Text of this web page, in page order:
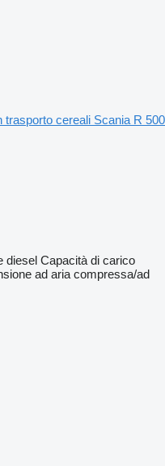
trasporto cereali Scania R 500
diesel Capacità di carico
ad aria compressa/ad